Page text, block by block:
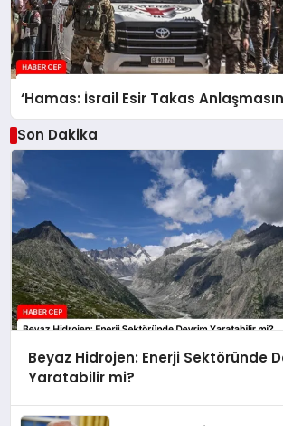
‘Hamas: İsrail Esir Takas
Son Dakika
Beyaz Hidrojen: Enerji Sektöründe
Yaratabilir mi?